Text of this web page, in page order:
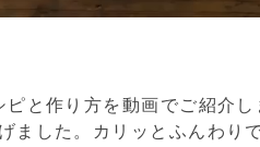
と作り方を動画でご紹介し
ました。カリッとふんわり